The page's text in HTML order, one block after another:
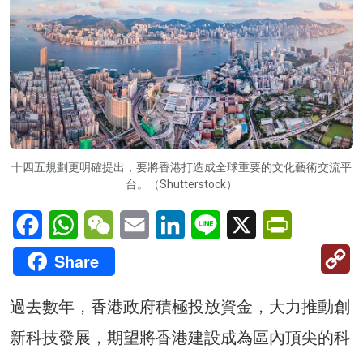
十四五規劃更明確提出，要將香港打造成全球重要的文化藝術交流平
台。（Shutterstock）
FacebookWhatsAppWeChatEmail LinkedInLine X
Share
過去數年，香港政府積極投放資金，大力推動創
新科技發展，期望將香港建設成為區內頂尖的科